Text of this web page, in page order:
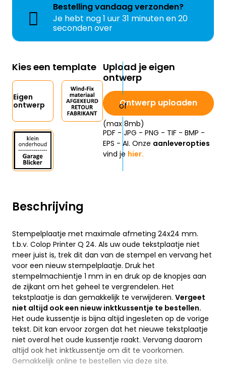
Beschrijving
Stempelplaatje met maximale afmeting 24x24 mm.
t.b.v. Colop Printer Q 24. Als uw oude tekstplaatje niet
meer juist is, trek dit dan van de stempel en vervang het
voor een nieuw stempelplaatje. Druk het
stempelmachientje 1 mm in en druk op de knopjes aan
de zijkant om het geheel te vergrendelen. Het
tekstplaatje is dan gemakkelijk te verwijderen. Vergeet
niet altijd ook een nieuw inktkussentje te bestellen.
Het oude kussentje is bijna altijd ingesleten op de vorige
tekst. Dit kan ervoor zorgen dat het nieuwe tekstplaatje
niet overal het oude kussentje raakt. Vervang daarom
altijd ook het inktkussentje om dit te voorkomen.
Gemakkelijk online te bestellen via deze site.
Bestellingvandaagverzonden?
Je hebt nog1 uur 31 minuten en 20
seconden over
Kies een template
Eigen
ontwerp
Upload je eigen
ontwerp
Ontwerp uploaden
(max 8mb)
PDF - JPG - PNG - TIF - BMP -
EPS - AI. Onze aanleveropties
vind je hier.